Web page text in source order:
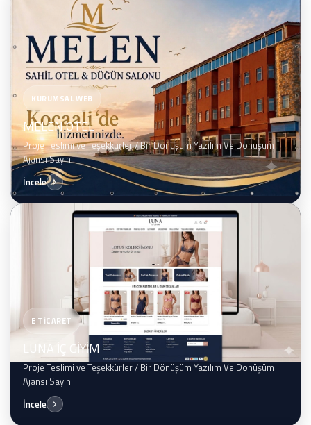
KURUMSAL WEB
MELEN OTEL
Proje Teslimi ve Teşekkürler / Bir Dönüşüm Yazılım Ve Dönüşüm
Ajansı Sayın ...
İncele
E TİCARET
LUNA İÇ GİYİM
Proje Teslimi ve Teşekkürler / Bir Dönüşüm Yazılım Ve Dönüşüm
Ajansı Sayın ...
İncele